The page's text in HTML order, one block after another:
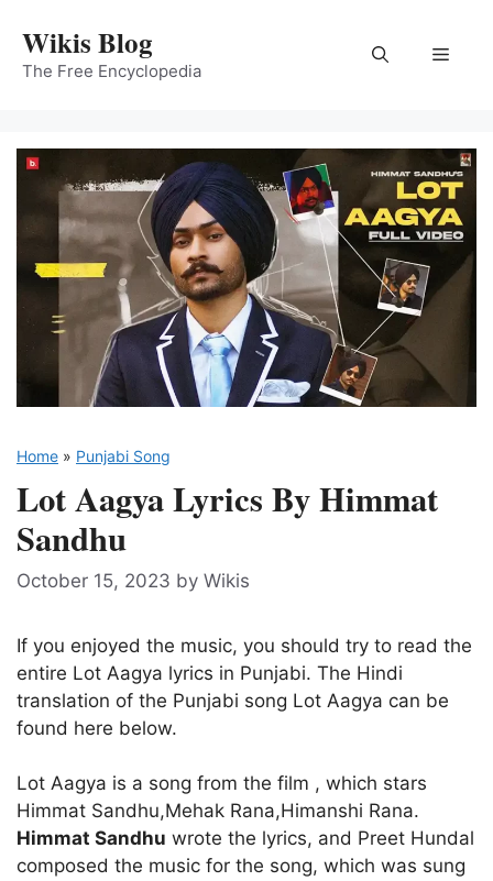
content
Wikis Blog
The Free Encyclopedia
Menu
Home » Punjabi Song
Lot Aagya Lyrics By Himmat
Sandhu
October 15, 2023 by Wikis
If you enjoyed the music, you should try to read the
entire Lot Aagya lyrics in Punjabi. The Hindi
translation of the Punjabi song Lot Aagya can be
found here below.
Lot Aagya is a song from the film , which stars
Himmat Sandhu,Mehak Rana,Himanshi Rana.
Himmat Sandhu wrote the lyrics, and Preet Hundal
composed the music for the song, which was sung